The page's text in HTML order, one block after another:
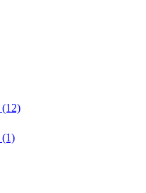
(12)
(1)